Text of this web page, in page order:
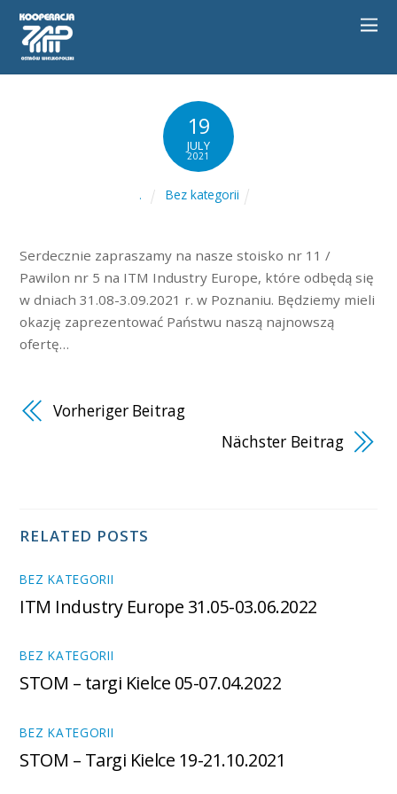
19
JULY
2021
. Bez kategorii
Serdecznie zapraszamy na nasze stoisko nr 11 /
Pawilon nr 5 na ITM Industry Europe, które odbędą się
w dniach 31.08-3.09.2021 r. w Poznaniu. Będziemy mieli
okazję zaprezentować Państwu naszą najnowszą
ofertę…
Vorheriger Beitrag
Nächster Beitrag
RELATED POSTS
BEZ KATEGORII
ITM Industry Europe 31.05-03.06.2022
BEZ KATEGORII
STOM – targi Kielce 05-07.04.2022
BEZ KATEGORII
STOM – Targi Kielce 19-21.10.2021